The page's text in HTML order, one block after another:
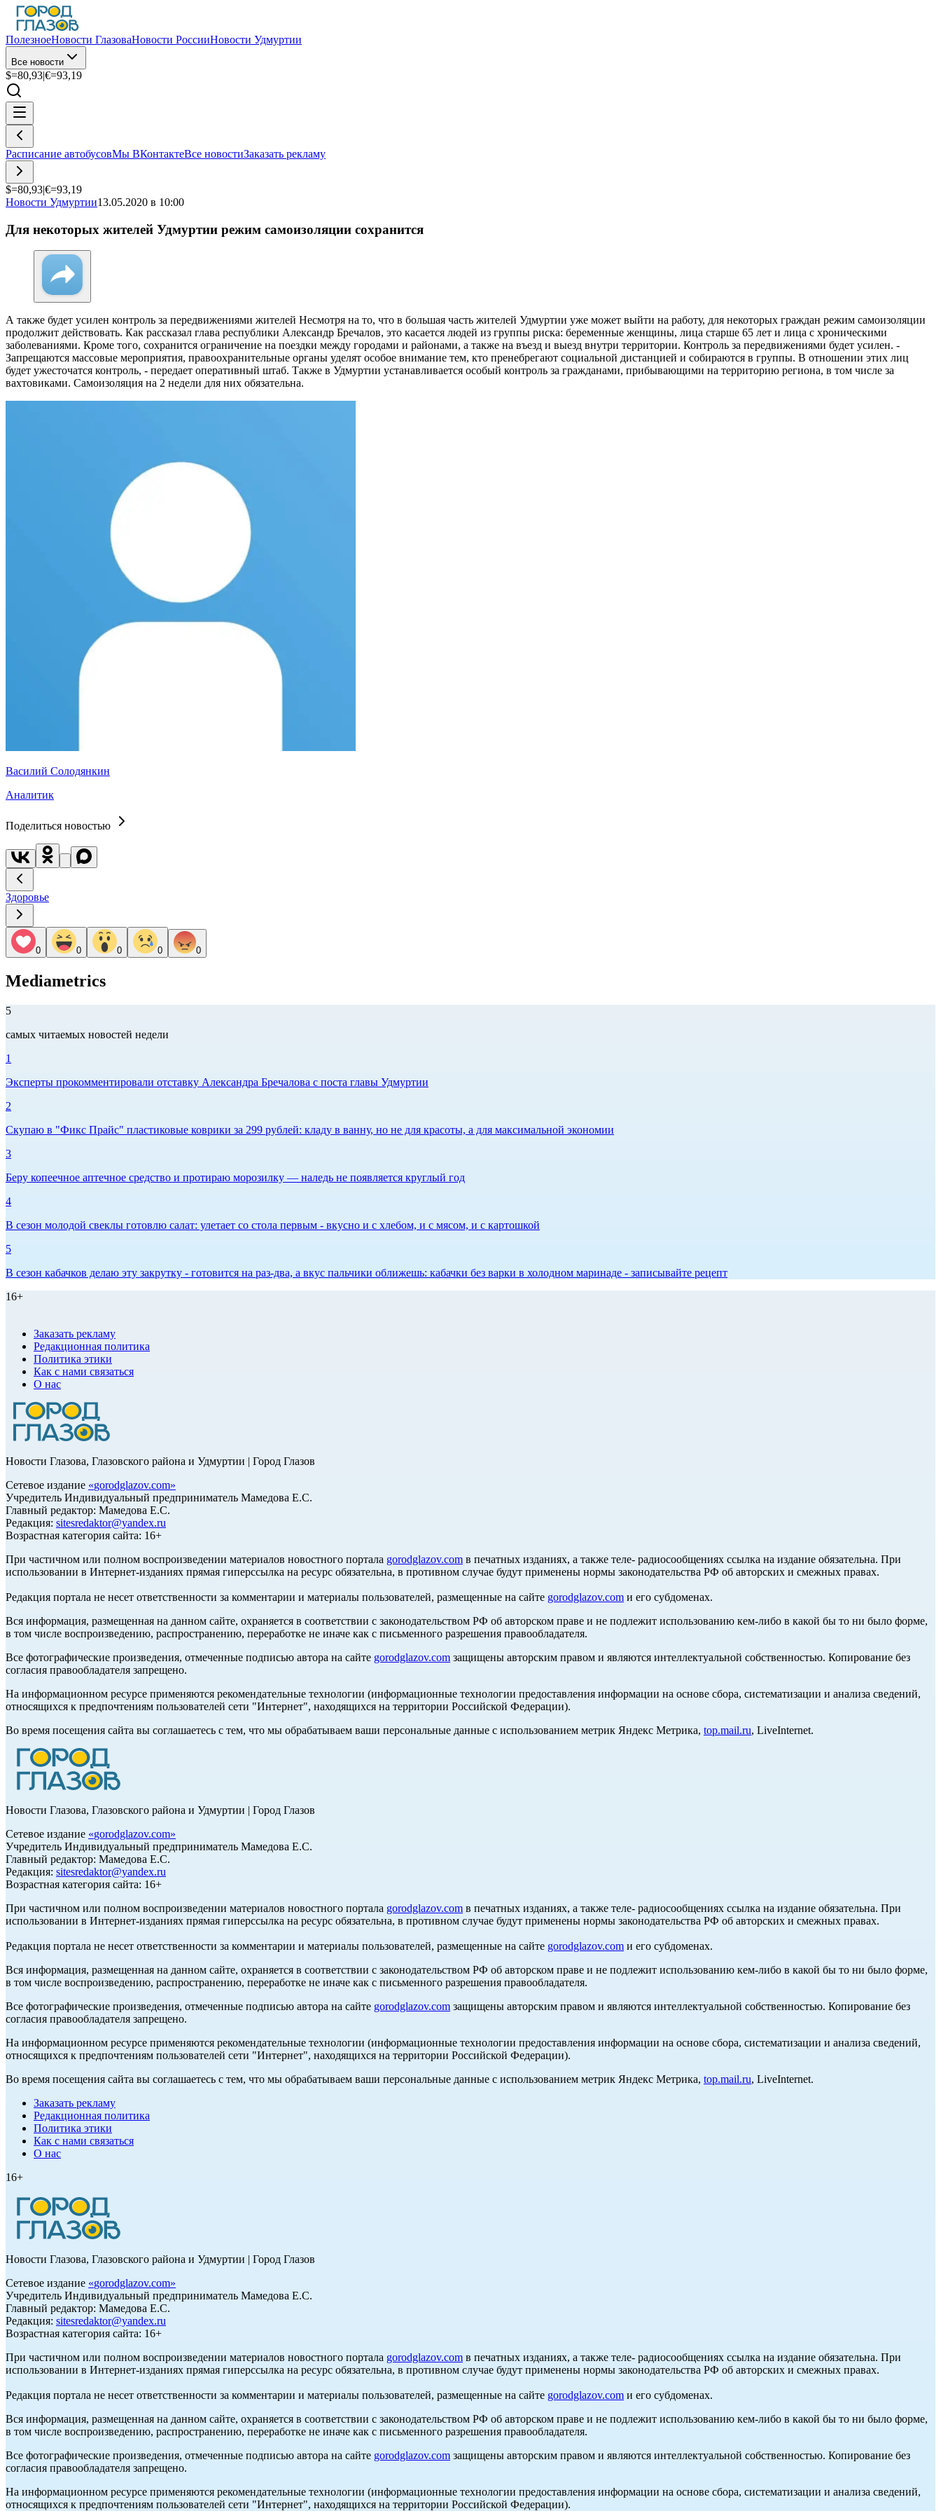
ПолезноеНовости ГлазоваНовости РоссииНовости Удмуртии
Все новости
$=80,93|€=93,19
Расписание автобусовМы ВКонтактеВсе новостиЗаказать рекламу
$=80,93|€=93,19
Новости Удмуртии13.05.2020 в 10:00
Для некоторых жителей Удмуртии режим самоизоляции сохранится
А также будет усилен контроль за передвижениями жителей Несмотря на то, что в большая часть жителей Удмуртии уже может выйти на работу, для некоторых граждан режим самоизоляции
продолжит действовать. Как рассказал глава республики Александр Бречалов, это касается людей из группы риска: беременные женщины, лица старше 65 лет и лица с хроническими
заболеваниями. Кроме того, сохранится ограничение на поездки между городами и районами, а также на въезд и выезд внутри территории. Контроль за передвижениями будет усилен. -
Запрещаются массовые мероприятия, правоохранительные органы уделят особое внимание тем, кто пренебрегают социальной дистанцией и собираются в группы. В отношении этих лиц
будет ужесточатся контроль, - передает оперативный штаб. Также в Удмуртии устанавливается особый контроль за гражданами, прибывающими на территорию региона, в том числе за
вахтовиками. Самоизоляция на 2 недели для них обязательна.
Василий Солодянкин
Аналитик
Поделиться новостью
Здоровье
0 0 0 0 0
Mediametrics
5
самых читаемых новостей недели
1
Эксперты прокомментировали отставку Александра Бречалова с поста главы Удмуртии
2
Скупаю в "Фикс Прайс" пластиковые коврики за 299 рублей: кладу в ванну, но не для красоты, а для максимальной экономии
3
Беру копеечное аптечное средство и протираю морозилку — наледь не появляется круглый год
4
В сезон молодой свеклы готовлю салат: улетает со стола первым - вкусно и с хлебом, и с мясом, и с картошкой
5
В сезон кабачков делаю эту закрутку - готовится на раз-два, а вкус пальчики оближешь: кабачки без варки в холодном маринаде - записывайте рецепт
16+
Заказать рекламу
Редакционная политика
Политика этики
Как с нами связаться
О нас
Новости Глазова, Глазовского района и Удмуртии | Город Глазов
Сетевое издание «gorodglazov.com»
Учредитель Индивидуальный предприниматель Мамедова Е.С.
Главный редактор: Мамедова Е.С.
Редакция: sitesredaktor@yandex.ru
Возрастная категория сайта: 16+
При частичном или полном воспроизведении материалов новостного портала gorodglazov.com в печатных изданиях, а также теле- радиосообщениях ссылка на издание обязательна. При
использовании в Интернет-изданиях прямая гиперссылка на ресурс обязательна, в противном случае будут применены нормы законодательства РФ об авторских и смежных правах.
Редакция портала не несет ответственности за комментарии и материалы пользователей, размещенные на сайте gorodglazov.com и его субдоменах.
Вся информация, размещенная на данном сайте, охраняется в соответствии с законодательством РФ об авторском праве и не подлежит использованию кем-либо в какой бы то ни было форме,
в том числе воспроизведению, распространению, переработке не иначе как с письменного разрешения правообладателя.
Все фотографические произведения, отмеченные подписью автора на сайте gorodglazov.com защищены авторским правом и являются интеллектуальной собственностью. Копирование без
согласия правообладателя запрещено.
На информационном ресурсе применяются рекомендательные технологии (информационные технологии предоставления информации на основе сбора, систематизации и анализа сведений,
относящихся к предпочтениям пользователей сети "Интернет", находящихся на территории Российской Федерации).
Во время посещения сайта вы соглашаетесь с тем, что мы обрабатываем ваши персональные данные с использованием метрик Яндекс Метрика, top.mail.ru, LiveInternet.
Новости Глазова, Глазовского района и Удмуртии | Город Глазов
Сетевое издание «gorodglazov.com»
Учредитель Индивидуальный предприниматель Мамедова Е.С.
Главный редактор: Мамедова Е.С.
Редакция: sitesredaktor@yandex.ru
Возрастная категория сайта: 16+
При частичном или полном воспроизведении материалов новостного портала gorodglazov.com в печатных изданиях, а также теле- радиосообщениях ссылка на издание обязательна. При
использовании в Интернет-изданиях прямая гиперссылка на ресурс обязательна, в противном случае будут применены нормы законодательства РФ об авторских и смежных правах.
Редакция портала не несет ответственности за комментарии и материалы пользователей, размещенные на сайте gorodglazov.com и его субдоменах.
Вся информация, размещенная на данном сайте, охраняется в соответствии с законодательством РФ об авторском праве и не подлежит использованию кем-либо в какой бы то ни было форме,
в том числе воспроизведению, распространению, переработке не иначе как с письменного разрешения правообладателя.
Все фотографические произведения, отмеченные подписью автора на сайте gorodglazov.com защищены авторским правом и являются интеллектуальной собственностью. Копирование без
согласия правообладателя запрещено.
На информационном ресурсе применяются рекомендательные технологии (информационные технологии предоставления информации на основе сбора, систематизации и анализа сведений,
относящихся к предпочтениям пользователей сети "Интернет", находящихся на территории Российской Федерации).
Во время посещения сайта вы соглашаетесь с тем, что мы обрабатываем ваши персональные данные с использованием метрик Яндекс Метрика, top.mail.ru, LiveInternet.
Заказать рекламу
Редакционная политика
Политика этики
Как с нами связаться
О нас
16+
Новости Глазова, Глазовского района и Удмуртии | Город Глазов
Сетевое издание «gorodglazov.com»
Учредитель Индивидуальный предприниматель Мамедова Е.С.
Главный редактор: Мамедова Е.С.
Редакция: sitesredaktor@yandex.ru
Возрастная категория сайта: 16+
При частичном или полном воспроизведении материалов новостного портала gorodglazov.com в печатных изданиях, а также теле- радиосообщениях ссылка на издание обязательна. При
использовании в Интернет-изданиях прямая гиперссылка на ресурс обязательна, в противном случае будут применены нормы законодательства РФ об авторских и смежных правах.
Редакция портала не несет ответственности за комментарии и материалы пользователей, размещенные на сайте gorodglazov.com и его субдоменах.
Вся информация, размещенная на данном сайте, охраняется в соответствии с законодательством РФ об авторском праве и не подлежит использованию кем-либо в какой бы то ни было форме,
в том числе воспроизведению, распространению, переработке не иначе как с письменного разрешения правообладателя.
Все фотографические произведения, отмеченные подписью автора на сайте gorodglazov.com защищены авторским правом и являются интеллектуальной собственностью. Копирование без
согласия правообладателя запрещено.
На информационном ресурсе применяются рекомендательные технологии (информационные технологии предоставления информации на основе сбора, систематизации и анализа сведений,
относящихся к предпочтениям пользователей сети "Интернет", находящихся на территории Российской Федерации).